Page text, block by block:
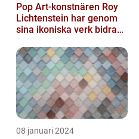
Pop Art-konstnären Roy
Lichtenstein har genom
sina ikoniska verk bidragit
08 januari 2024